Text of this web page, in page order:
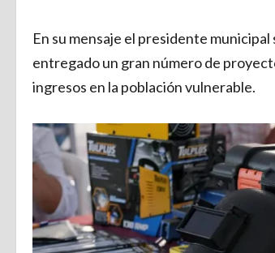
En su mensaje el presidente
entregado un gran número de
ingresos en la población vulnerable.